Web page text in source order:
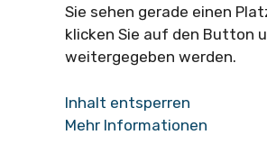
Sie sehen gerade einen
klicken Sie auf den Button
weitergegeben werden.
Inhalt entsperren
Mehr Informationen